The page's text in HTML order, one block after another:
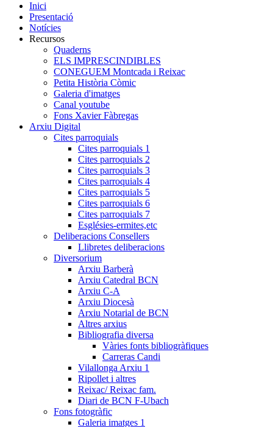
Inici
Presentació
Notícies
Recursos
Quaderns
ELS IMPRESCINDIBLES
CONEGUEM Montcada i Reixac
Petita Història Còmic
Galeria d'imatges
Canal youtube
Fons Xavier Fàbregas
Arxiu Digital
Cites parroquials
Cites parroquials 1
Cites parroquials 2
Cites parroquials 3
Cites parroquials 4
Cites parroquials 5
Cites parroquials 6
Cites parroquials 7
Esglésies-ermites,etc
Deliberacions Consellers
Llibretes deliberacions
Diversorium
Arxiu Barberà
Arxiu Catedral BCN
Arxiu C-A
Arxiu Diocesà
Arxiu Notarial de BCN
Altres arxius
Bibliografia diversa
Vàries fonts bibliogràfiques
Carreras Candi
Vilallonga Arxiu 1
Ripollet i altres
Reixac/ Reixac fam.
Diari de BCN F-Ubach
Fons fotogràfic
Galeria imatges 1